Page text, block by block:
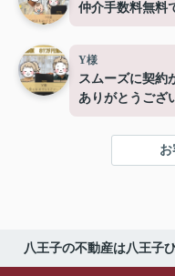
仲介手数料無料
Y様
スムーズに契約
ありがとうござ
八王子の不動産は八王子